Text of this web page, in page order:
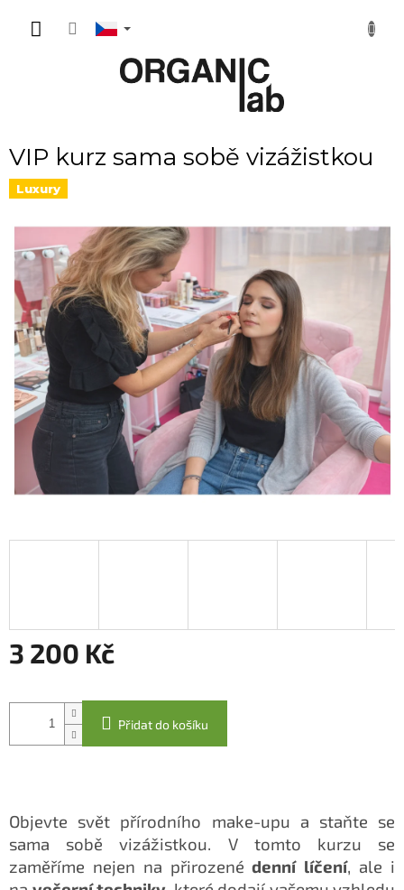
obsah
VIP kurz sama sobě vizážistkou
Luxury
3 200 Kč
cena:
Přidat do košíku
Objevte svět přírodního make-upu a staňte se
sama sobě vizážistkou. V tomto kurzu se
zaměříme nejen na přirozenédenní líčení, ale i